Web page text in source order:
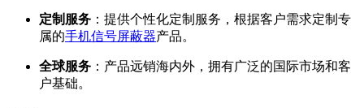
定制服务 ：提供个性化定制服务，根据客户需求定制专
属的手机信号屏蔽器产品。
全球服务 ：产品远销海内外，拥有广泛的国际市场和客
户基础。